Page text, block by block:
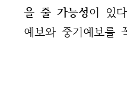
을 줄 가능성이 있
예보와 중기예보를